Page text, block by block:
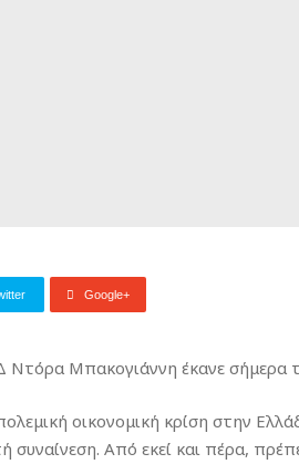
Google+
Ντόρα Μπακογιάννη έκανε σήμερα
οικονομική κρίση στην
συναίνεση. Από εκεί και πέρα,